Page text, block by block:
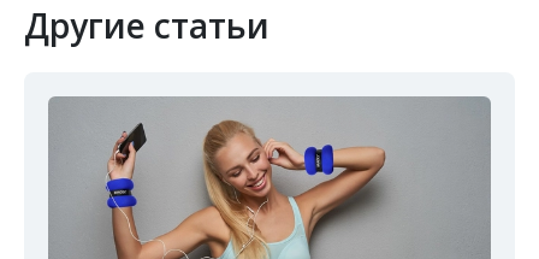
Другие статьи